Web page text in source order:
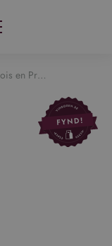
Cuvée 33 Coteaux Varois en Provence Rosé Organic